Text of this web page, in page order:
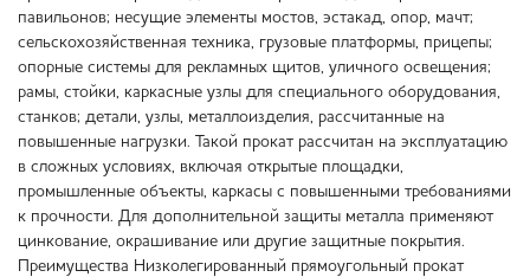
павильонов; несущие элементы мостов, эстакад, опор, мачт;
сельскохозяйственная техника, грузовые платформы, прицепы;
опорные системы для рекламных щитов, уличного освещения;
рамы, стойки, каркасные узлы для специального оборудования,
станков; детали, узлы, металлоизделия, рассчитанные на
повышенные нагрузки. Такой прокат рассчитан на эксплуатацию
в сложных условиях, включая открытые площадки,
промышленные объекты, каркасы с повышенными требованиями
к прочности. Для дополнительной защиты металла применяют
цинкование, окрашивание или другие защитные покрытия.
Преимущества Низколегированный прямоугольный прокат